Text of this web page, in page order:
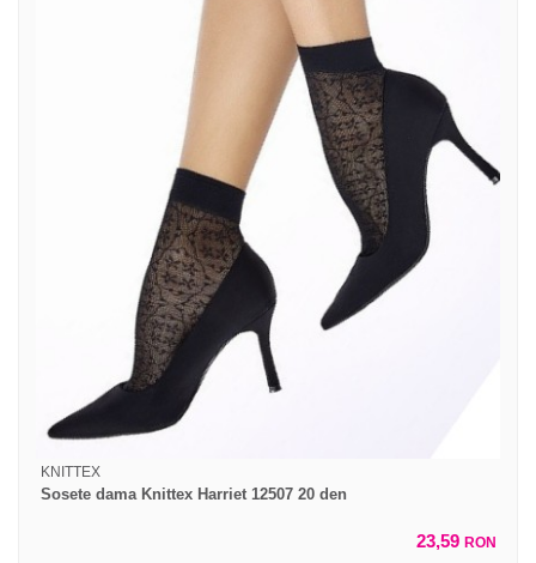
KNITTEX
Sosete dama Knittex Harriet 12507 20 den
23,59 RON